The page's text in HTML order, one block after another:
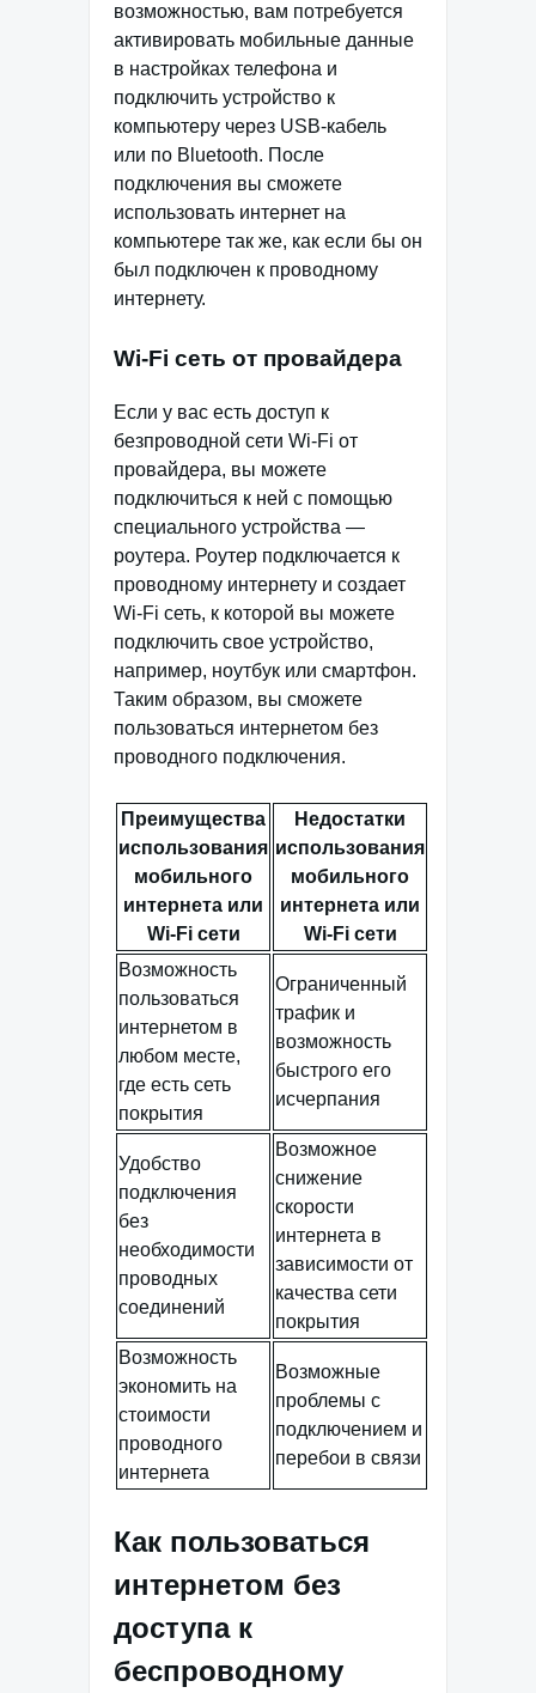
возможностью, вам потребуется
активировать мобильные данные
в настройках телефона и
подключить устройство к
компьютеру через USB-кабель
или по Bluetooth. После
подключения вы сможете
использовать интернет на
компьютере так же, как если бы он
был подключен к проводному
интернету.
Wi-Fi сеть от провайдера
Если у вас есть доступ к
безпроводной сети Wi-Fi от
провайдера, вы можете
подключиться к ней с помощью
специального устройства —
роутера. Роутер подключается к
проводному интернету и создает
Wi-Fi сеть, к которой вы можете
подключить свое устройство,
например, ноутбук или смартфон.
Таким образом, вы сможете
пользоваться интернетом без
проводного подключения.
Преимущества
использования
мобильного
интернета или
Wi-Fi сети
Недостатки
использования
мобильного
интернета или
Wi-Fi сети
Возможность
пользоваться
интернетом в
любом месте,
где есть сеть
покрытия
Ограниченный
трафик и
возможность
быстрого его
исчерпания
Удобство
подключения
без
необходимости
проводных
соединений
Возможное
снижение
скорости
интернета в
зависимости от
качества сети
покрытия
Возможность
экономить на
стоимости
проводного
интернета
Возможные
проблемы с
подключением и
перебои в связи
Как пользоваться
интернетом без
доступа к
беспроводному